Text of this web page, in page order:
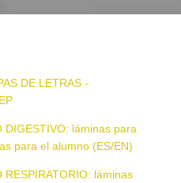
DE LETRAS -
DIGESTIVO: láminas para
para el alumno (ES/EN)
RESPIRATORIO: láminas